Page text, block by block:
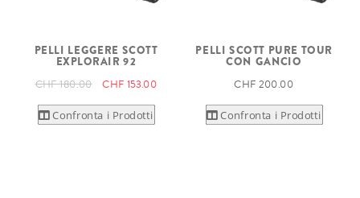
PELLI LEGGERE SCOTT
EXPLORAIR 92
CHF 180.00 CHF 153.00
Confronta i Prodotti
PELLI SCOTT PURE TOUR
CON GANCIO
CHF 200.00
Confronta i Prodotti